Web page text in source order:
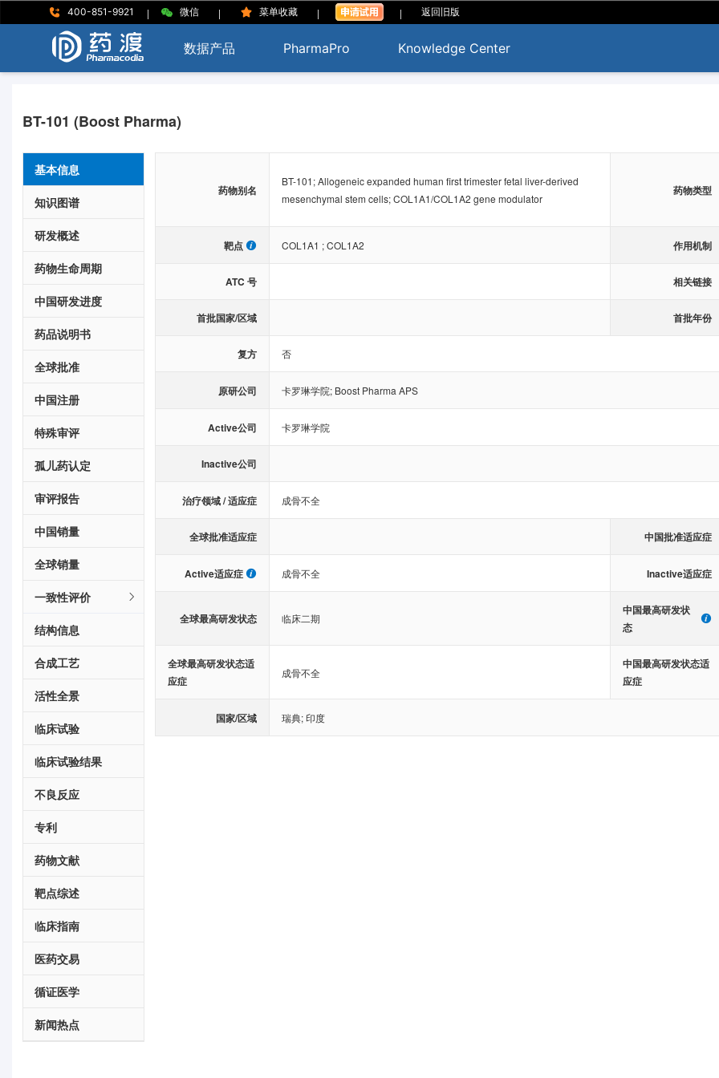
400-851-9921 | 微信 | 菜单收藏 | | 返回旧版
数据产品 PharmaPro Knowledge Center
BT-101 (Boost Pharma)
基本信息
知识图谱
研发概述
药物生命周期
中国研发进度
药品说明书
全球批准
中国注册
特殊审评
孤儿药认定
审评报告
中国销量
全球销量
一致性评价
结构信息
合成工艺
活性全景
临床试验
临床试验结果
不良反应
专利
药物文献
靶点综述
临床指南
医药交易
循证医学
新闻热点
药物别名
BT-101; Allogeneic expanded human first trimester fetal liver-derived
mesenchymal stem cells; COL1A1/COL1A2 gene modulator
药物类型
靶点 COL1A1 ;COL1A2 作用机制
ATC 号 相关链接
首批国家/区域 首批年份
复方 否
原研公司 卡罗琳学院; Boost Pharma APS
Active公司 卡罗琳学院
Inactive公司
治疗领域 / 适应症 成骨不全
全球批准适应症 中国批准适应症
Active适应症 成骨不全 Inactive适应症
全球最高研发状态 临床二期
中国最高研发状
态
全球最高研发状态适
应症
成骨不全
中国最高研发状态适
应症
国家/区域 瑞典;印度